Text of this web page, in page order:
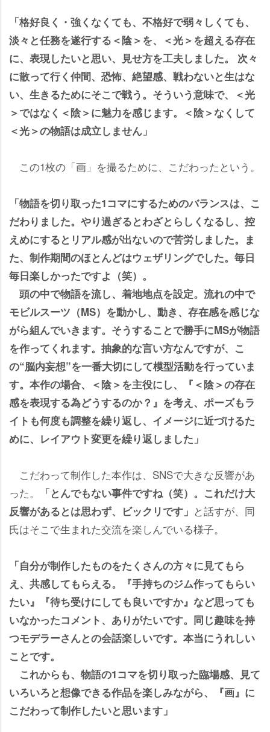
「格好良く・強くなくても、不格好で弱々しくても、
淡々と任務を遂行する＜陰＞を、＜光＞を超える存在
に、表現したいと思い、見せ方を工夫しました。 次々
に散って行く仲間、恐怖、絶望感、戦わないと生はな
い、生きるためにそこで戦う。そういう意味で、＜光
＞ではなく＜陰＞に魅力を感じます。＜陰＞なくして
＜光＞の物語は成立しません」
この1枚の「画」を撮るために、こだわったという。
「物語を切り取った1コマにするためのバランスは、こ
だわりました。やり過ぎるとわざとらしくなるし、控
えめにするとリアル感が出ないので苦労しました。ま
た、制作期間のほとんどはウェザリングでした。毎日
毎日楽しかったですよ（笑）。
頭の中で物語を流し、着地地点を設定。流れの中で
モビルスーツ（MS）を動かし、動き、存在感を感じな
がら組んでいきます。そうすることで勝手にMSが物語
を作ってくれます。抽象的な言い方なんですが、こ
の“脳内妄想”を一番大切にして模型活動を行っていま
す。本作の場合、＜陰＞を主役にし、『＜陰＞の存在
感を表現する為どうするのか？』を考え、ポーズもラ
イトも何度も調整を繰り返し、イメージに近づけるた
めに、レイアウト変更を繰り返しました」
こだわって制作した本作は、SNSで大きな反響があ
った。
「とんでもない事件ですね（笑）。これだけ大
反響があるとは思わず、ビックリです」 と話すが、同
氏はそこで生まれた交流を楽しんでいる様子。
「自分が制作したものをたくさんの方々に見てもら
え、共感してもらえる。『手持ちのジム作ってもらい
たい』『待ち受けにしても良いですか』など思っても
いなかったコメント、ありがたいです。同じ趣味を持
つモデラーさんとの会話楽しいです。本当にうれしい
ことです。
これからも、物語の1コマを切り取った臨場感、見て
いろいろと想像できる作品を楽しみながら、『画』に
こだわって制作したいと思います」